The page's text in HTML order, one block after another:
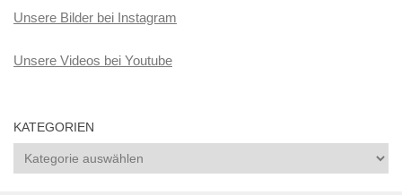
Unsere Bilder bei Instagram
Unsere Videos bei Youtube
KATEGORIEN
Kategorien